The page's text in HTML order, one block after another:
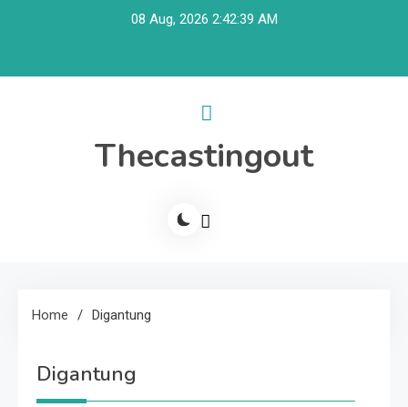
08 Aug, 2026 2:42:39 AM
Thecastingout
Home Digantung
Digantung